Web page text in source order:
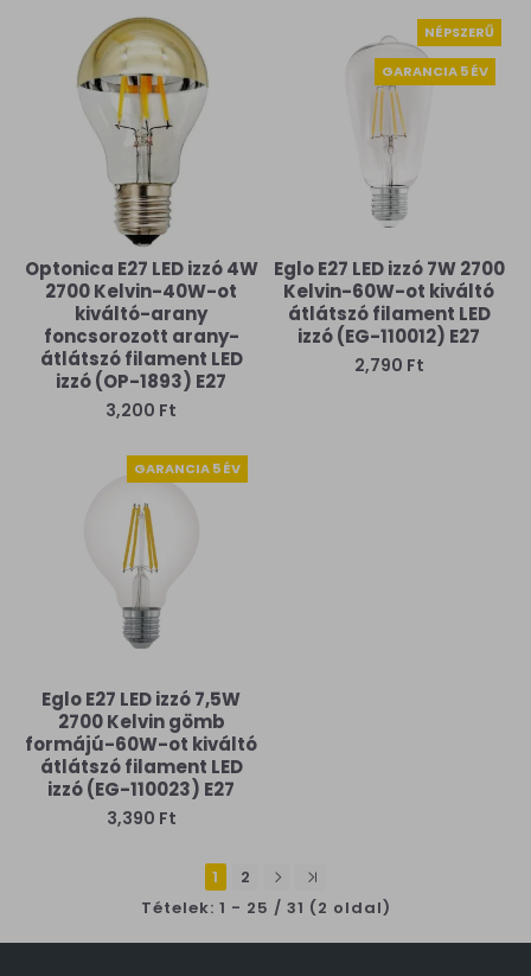
Optonica E27 LED izzó 4W
2700 Kelvin-40W-ot
kiváltó-arany
foncsorozott arany-
átlátszó filament LED
izzó (OP-1893) E27
3,200 Ft
NÉPSZERŰ
GARANCIA 5 ÉV
Eglo E27 LED izzó 7W 2700
Kelvin-60W-ot kiváltó
átlátszó filament LED
izzó (EG-110012) E27
2,790 Ft
GARANCIA 5 ÉV
Eglo E27 LED izzó 7,5W
2700 Kelvin gömb
formájú-60W-ot kiváltó
átlátszó filament LED
izzó (EG-110023) E27
3,390 Ft
1
2
Tételek: 1 - 25 / 31 (2 oldal)